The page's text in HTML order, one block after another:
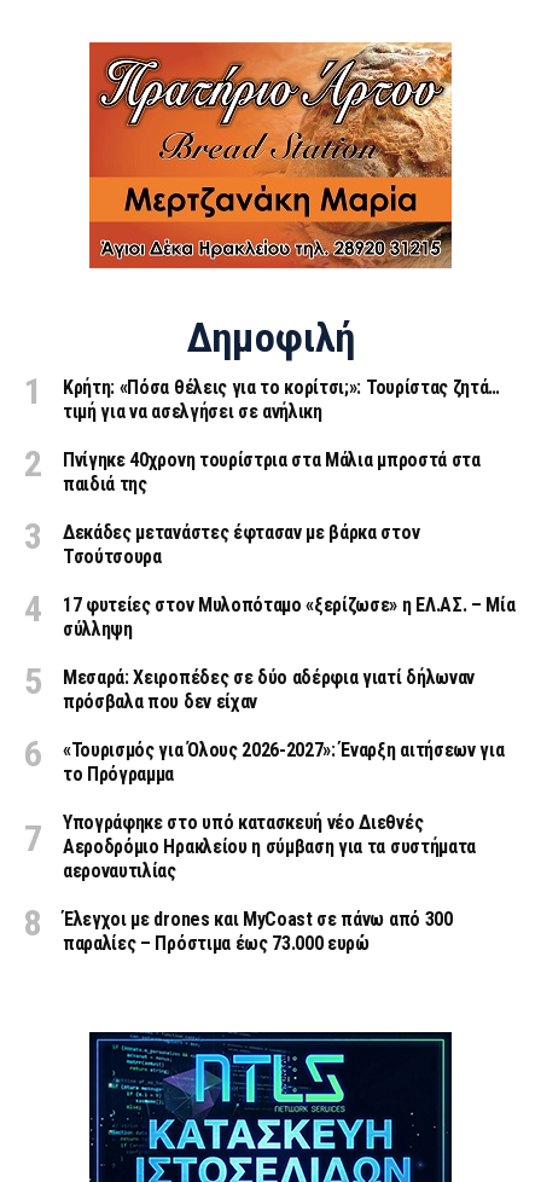
Δημοφιλή
Κρήτη: «Πόσα θέλεις για το κορίτσι;»: Τουρίστας ζητά…
τιμή για να ασελγήσει σε ανήλικη
Πνίγηκε 40χρονη τουρίστρια στα Μάλια μπροστά στα
παιδιά της
Δεκάδες μετανάστες έφτασαν με βάρκα στον
Τσούτσουρα
17 φυτείες στον Μυλοπόταμο «ξερίζωσε» η ΕΛ.ΑΣ. – Μία
σύλληψη
Μεσαρά: Χειροπέδες σε δύο αδέρφια γιατί δήλωναν
πρόσβαλα που δεν είχαν
«Τουρισμός για Όλους 2026-2027»: Έναρξη αιτήσεων για
το Πρόγραμμα
Υπογράφηκε στο υπό κατασκευή νέο Διεθνές
Αεροδρόμιο Ηρακλείου η σύμβαση για τα συστήματα
αεροναυτιλίας
Έλεγχοι με drones και MyCoast σε πάνω από 300
παραλίες – Πρόστιμα έως 73.000 ευρώ